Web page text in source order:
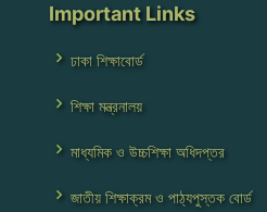
Important Links
ঢাকা শিক্ষাবোর্ড
শিক্ষা মন্ত্রনালয়
মাধ্যমিক ও উচ্চশিক্ষা অধিদপ্তর
জাতীয় শিক্ষাক্রম ও পাঠ্যপুস্তক বোর্ড